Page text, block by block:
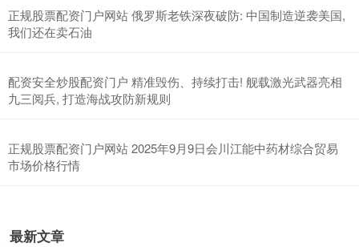
正规股票配资门户网站 俄罗斯老铁深夜破防: 中国制造逆袭美国,
我们还在卖石油
配资安全炒股配资门户 精准毁伤、持续打击! 舰载激光武器亮相
九三阅兵, 打造海战攻防新规则
正规股票配资门户网站 2025年9月9日会川江能中药材综合贸易
市场价格行情
最新文章